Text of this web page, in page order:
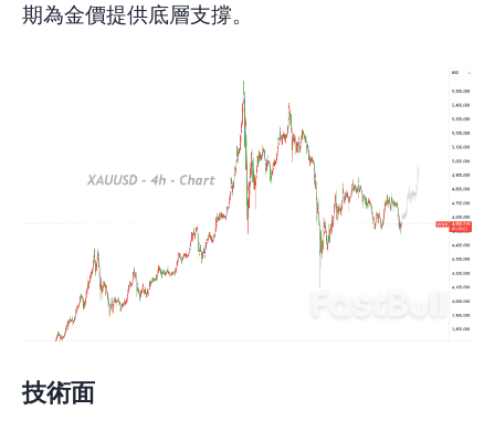
期為金價提供底層支撐。
技術面